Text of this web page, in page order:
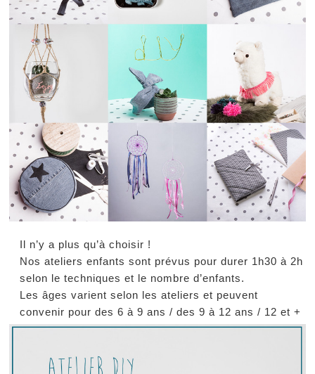
Il n’y a plus qu’à choisir !
Nos ateliers enfants sont prévus pour durer 1h30 à 2h
selon le techniques et le nombre d’enfants.
Les âges varient selon les ateliers et peuvent
convenir pour des 6 à 9 ans / des 9 à 12 ans / 12 et +